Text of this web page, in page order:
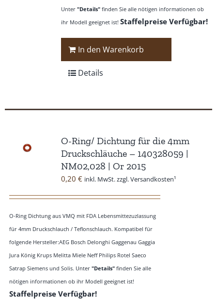
Unter "Details"finden Sie alle nötigen informationen ob
ihr Modell geeignet ist! Staffelpreise Verfügbar!
In den Warenkorb
Details
O-Ring/ Dichtung für die 4mm
Druckschläuche – 140328059 |
NM02,028 | Or 2015
0,20 € inkl. MwSt. zzgl. Versandkosten¹
O-Ring Dichtung aus VMQ mit FDA Lebensmittezuzlassung
für 4mm Druckschlauch / Teflonschlauch. Kompatibel für
folgende Hersteller:AEG Bosch Delonghi Gaggenau Gaggia
Jura König Krups Melitta Miele Neff Philips Rotel Saeco
Satrap Siemens und Solis. Unter "Details"finden Sie alle
nötigen informationen ob ihr Modell geeignet ist!
Staffelpreise Verfügbar!